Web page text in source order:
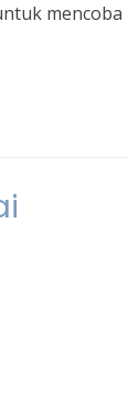
mencoba